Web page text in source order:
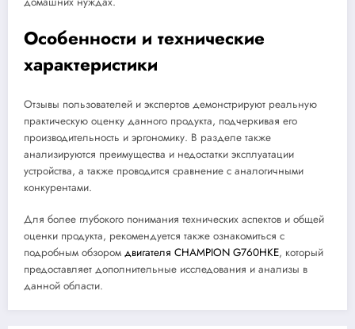
Особенности и технические
характеристики
Отзывы пользователей и экспертов демонстрируют реальную
практическую оценку данного продукта, подчеркивая его
производительность и эргономику. В разделе также
анализируются преимущества и недостатки эксплуатации
устройства, а также проводится сравнение с аналогичными
конкурентами.
Для более глубокого понимания технических аспектов и общей
оценки продукта, рекомендуется также ознакомиться с
подробным обзором двигателя CHAMPION G760HKE, который
предоставляет дополнительные исследования и анализы в
данной области.